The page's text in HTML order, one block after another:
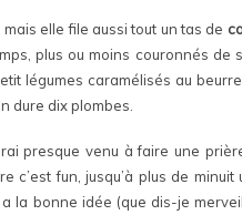
elle file aussi tout un tas de
plus ou moins couronnés de
légumes caramélisés au
dure dix plombes.
presque venu à faire une
fun, jusqu’à plus de minuit
la bonne idée (que dis-je